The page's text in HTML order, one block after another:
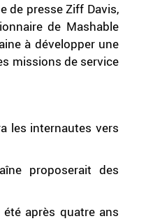
de presse Ziff Davis,
de Mashable
à développer une
missions de service
les internautes vers
proposerait des
après quatre ans